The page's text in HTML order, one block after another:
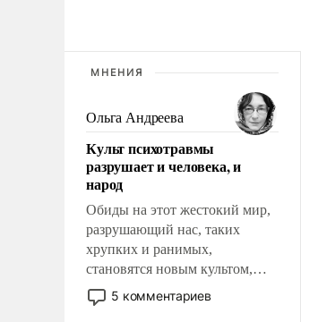
МНЕНИЯ
Ольга Андреева
Культ психотравмы
разрушает и человека, и
народ
Обиды на этот жестокий мир,
разрушающий нас, таких
хрупких и ранимых,
становятся новым культом,
постепенно вытесняя и
отменяя традиционное
5 комментариев